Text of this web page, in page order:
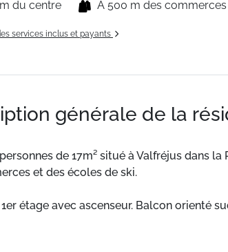
du centre A 500 m des commerces
services inclus et payants
générale de la
de 17m² situé à Valfréjus dans
et des écoles de ski.
étage avec ascenseur. Balcon orienté